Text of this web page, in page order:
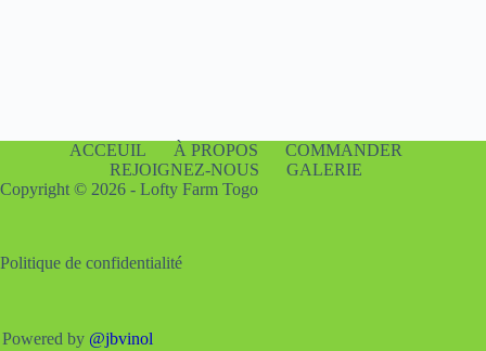
ACCEUIL À PROPOS
COMMANDER
REJOIGNEZ-NOUS
GALERIE
Copyright © 2026 - Lofty Farm Togo
Politique de confidentialité
Powered by @jbvinol